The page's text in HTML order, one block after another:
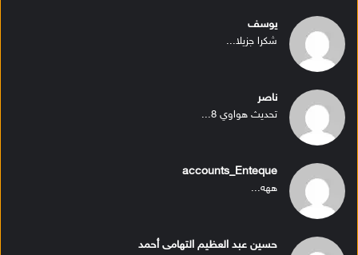
يوسف
شكرا جزيلا...
ناصر
تحديث هواوي 8...
accounts_Enteque
ههه...
حسين عبد العظيم التهامى أحمد